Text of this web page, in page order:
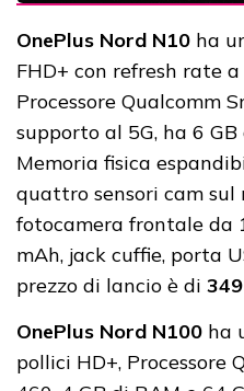
OnePlus Nord N10 ha
FHD+ con refresh rate
Processore Qualcomm
supporto al 5G, ha 6
Memoria fisica
quattro sensori cam sul
fotocamera frontale da
mAh, jack cuffie, porta
prezzo di lancio è di
OnePlus Nord N100 ha
pollici HD+, Processore